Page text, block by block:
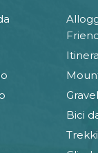
Gravel
Bici